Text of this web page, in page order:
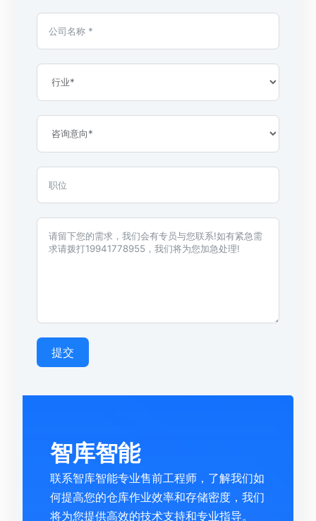
提交
智库智能
联系智库智能专业售前工程师，了解我们如
何提高您的仓库作业效率和存储密度，我们
将为您提供高效的技术支持和专业指导。